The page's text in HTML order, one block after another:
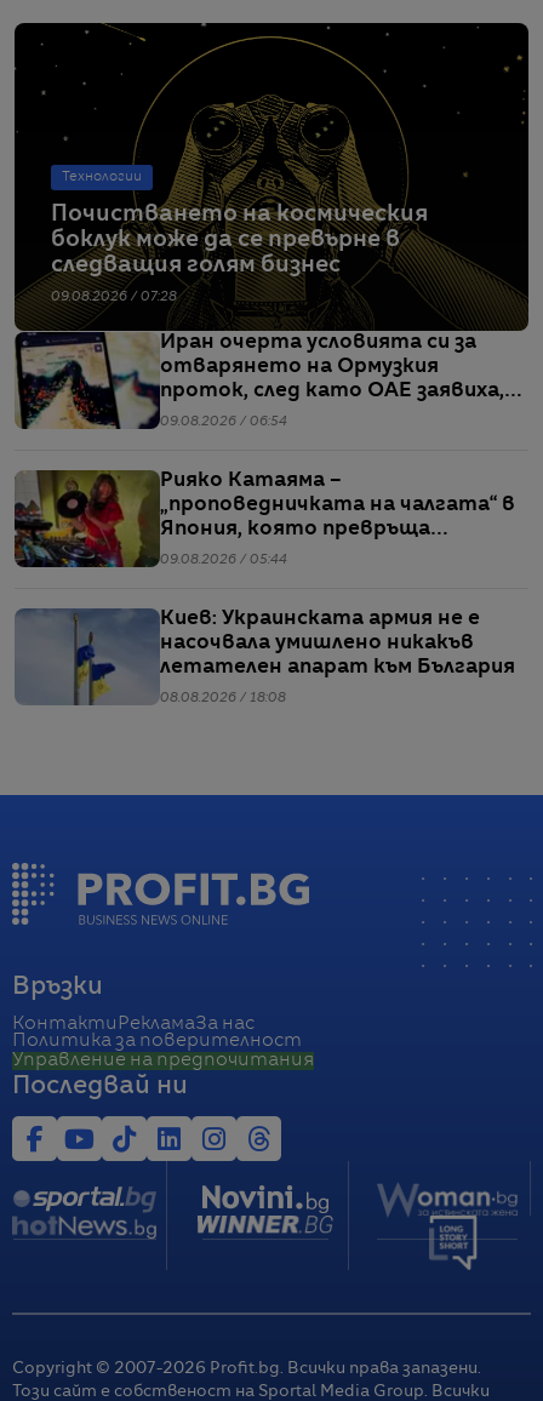
Технологии
Почистването на космическия
боклук може да се превърне в
следващия голям бизнес
09.08.2026 / 07:28
Иран очерта условията си за
отварянето на Ормузкия
проток, след като ОАЕ заявиха,
че един от корабите им е бил
09.08.2026 / 06:54
Рияко Катаяма –
„проповедничката на чалгата“ в
Япония, която превръща
българския попфолк в клубна
09.08.2026 / 05:44
Киев: Украинската армия не е
насочвала умишлено никакъв
летателен апарат към България
08.08.2026 / 18:08
Връзки
Контакти РекламаЗа нас
Политика за поверителност
Управление на предпочитания
Последвай ни
Copyright © 2007-2026 Profit.bg. Всички права запазени.
Този сайт е собственост на Sportal Media Group. Всички